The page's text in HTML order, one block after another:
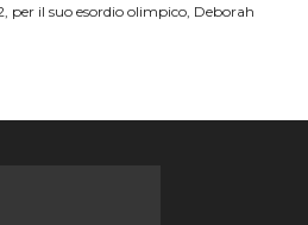
per il suo esordio olimpico, Deborah